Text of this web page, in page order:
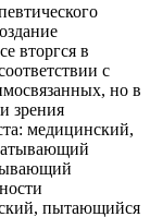
вторгся в
с
но в
зрения
медицинский,
пытающийся